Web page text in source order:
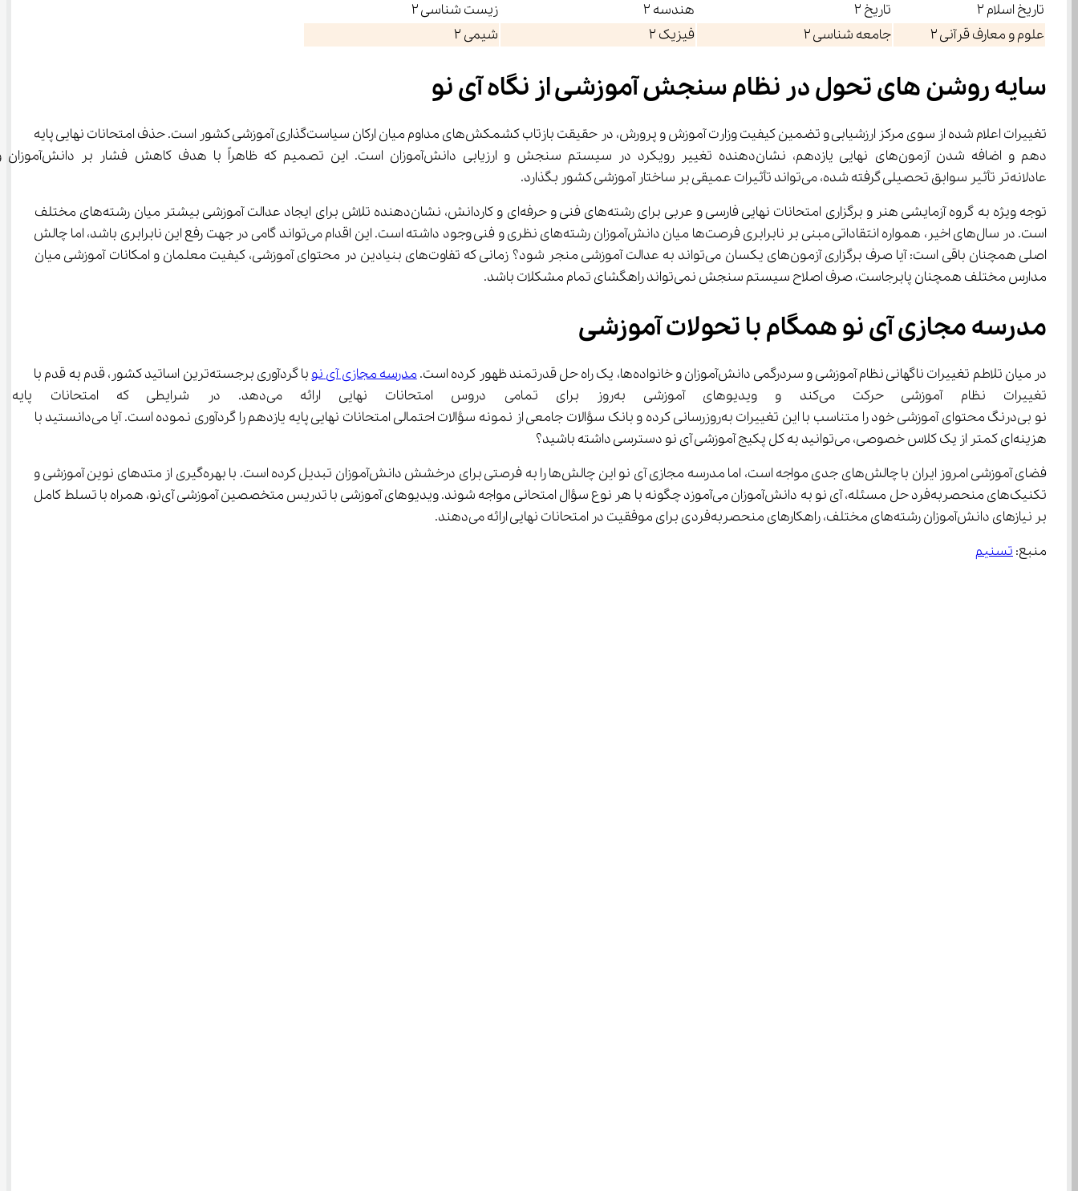
تاریخ اسلام 2
تاریخ 2 هندسه 2
زیست شناسی 2
علوم و معارف قرآنی 2
جامعه شناسی 2 فیزیک 2 شیمی 2
سایه روشن ‌های تحول در نظام سنجش آموزشی از نگاه آی نو
تغییرات اعلام شده از سوی مرکز ارزشیابی و تضمین کیفیت وزارت آموزش و پرورش، در حقیقت بازتاب کشمکش‌های مداوم میان ارکان سیاست‌گذاری آموزشی کشور است. حذف امتحانات نهایی پایه
دهم و اضافه شدن آزمون‌های نهایی یازدهم، نشان‌دهنده تغییر رویکرد در سیستم
عادلانه‌تر تأثیر سوابق تحصیلی گرفته شده، می‌تواند تأثیرات عمیقی بر ساختار آموزشی کشور بگذارد.
توجه ویژه به گروه آزمایشی هنر و برگزاری امتحانات نهایی فارسی و عربی برای رشته‌های فنی و حرفه‌ای و کاردانش، نشان‌دهنده تلاش برای ایجاد عدالت آموزشی بیشتر میان رشته‌های مختلف
است. در سال‌های اخیر، همواره انتقاداتی مبنی بر نابرابری فرصت‌ها میان دانش‌آموزان رشته‌های نظری و فنی وجود داشته است. این اقدام می‌تواند گامی در جهت رفع این نابرابری باشد، اما چالش
اصلی همچنان باقی است: آیا صرف برگزاری آزمون‌های یکسان می‌تواند به عدالت آموزشی منجر شود؟ زمانی که تفاوت‌های بنیادین در محتوای آموزشی، کیفیت معلمان و امکانات آموزشی میان
مدارس مختلف همچنان پابرجاست، صرف اصلاح سیستم سنجش نمی‌تواند راهگشای تمام مشکلات باشد.
مدرسه مجازی آی ‌نو همگام با تحولات آموزشی
در میان تلاطم تغییرات ناگهانی نظام آموزشی و سردرگمی دانش‌آموزان و خانواده‌ها، یک راه حل قدرتمند ظهور کرده است. مدرسه مجازی آی ‌نو
با گردآوری برجسته‌ترین اساتید کشور، قدم به قدم با
تغییرات نظام آموزشی حرکت می‌کند و ویدیوهای آموزشی به‌روز برای
‌نو بی‌درنگ محتوای آموزشی خود را متناسب با این تغییرات به‌روزرسانی کرده و بانک سؤالات جامعی از نمونه سؤالات احتمالی امتحانات نهایی پایه یازدهم را گردآوری نموده است. آیا می‌دانستید با
هزینه‌ای کمتر از یک کلاس خصوصی، می‌توانید به کل پکیج آموزشی آی ‌نو دسترسی داشته باشید؟
فضای آموزشی امروز ایران با چالش‌های جدی مواجه است، اما مدرسه مجازی آی ‌نو این چالش‌ها را به فرصتی برای درخشش دانش‌آموزان تبدیل کرده است. با بهره‌گیری از متدهای نوین آموزشی و
تکنیک‌های منحصربه‌فرد حل مسئله، آی ‌نو به دانش‌آموزان می‌آموزد چگونه با هر نوع سؤال امتحانی مواجه شوند. ویدیوهای آموزشی با تدریس متخصصین آموزشی آی‌نو، همراه با تسلط کامل
بر نیازهای دانش‌آموزان رشته‌های مختلف، راهکارهای منحصربه‌فردی برای موفقیت در امتحانات نهایی ارائه می‌دهند.
منبع: تسنیم